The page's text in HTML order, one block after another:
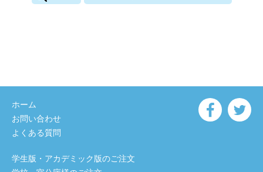
ホーム
お問い合わせ
よくある質問
学生版・アカデミック版のご注文